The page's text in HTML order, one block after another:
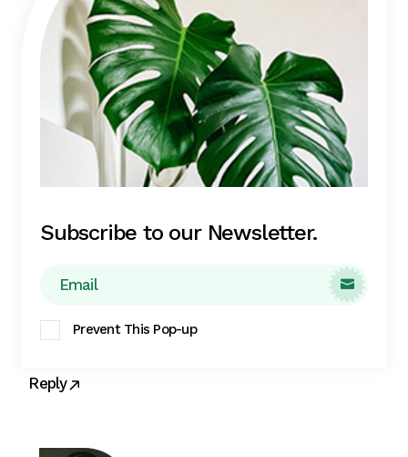
3 Comments
Lorem ipsum dolor sit amet,
eiusmod tempor incididunt ut labore et
Reply
Subscribe to our Newsletter.

Prevent This Pop-up